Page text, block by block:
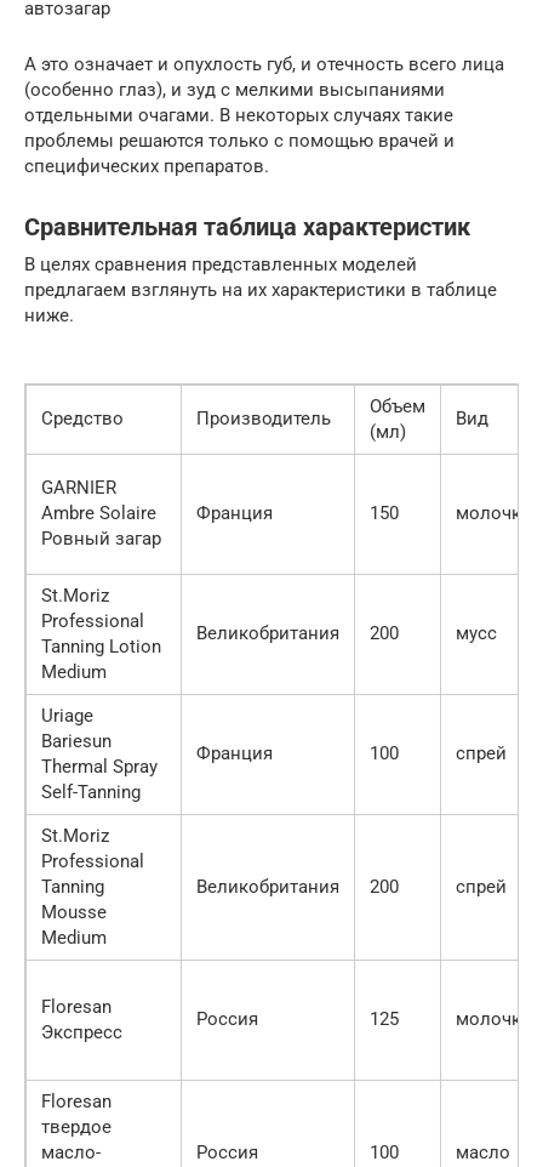
автозагар
А это означает и опухлость губ, и отечность всего лица
(особенно глаз), и зуд с мелкими высыпаниями
отдельными очагами. В некоторых случаях такие
проблемы решаются только с помощью врачей и
специфических препаратов.
Сравнительная таблица характеристик
В целях сравнения представленных моделей
предлагаем взглянуть на их характеристики в таблице
ниже.
Средство Производитель
Объем
(мл)
Вид
GARNIER
Ambre Solaire
Ровный загар
Франция 150 молочко
St.Moriz
Professional
Tanning Lotion
Medium
Великобритания 200 мусс
Uriage
Bariesun
Thermal Spray
Self-Tanning
Франция 100 спрей
St.Moriz
Professional
Tanning
Mousse
Medium
Великобритания 200 спрей
Floresan
Экспресс
Россия 125 молочко
Floresan
твердое
масло-
Россия 100 масло